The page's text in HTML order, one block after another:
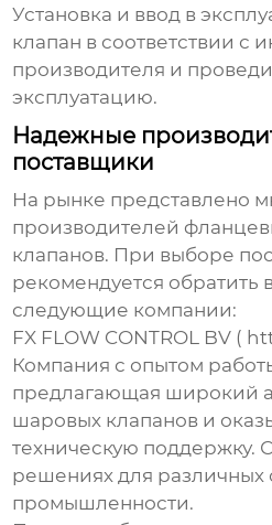
Установка и ввод в
клапан в соответствии с
производителя и
эксплуатацию.
Надежные
поставщики
На рынке представлено
производителей
клапанов. При выборе
рекомендуется обратить
следующие компании:
FX FLOW CONTROL BV (
Компания с опытом
предлагающая широкий
шаровых клапанов и
техническую поддержку.
решениях для различных
промышленности.